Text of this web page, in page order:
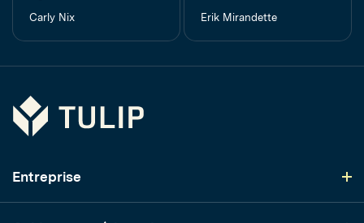
Carly Nix
Erik Mirandette
Tulip
Entreprise